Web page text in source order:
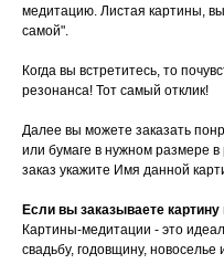
медитацию. Листая картины,
самой".
Когда вы встретитесь, то
резонанса! Тот самый отклик!
Далее вы можете заказать
или бумаге в нужном размере в
заказ укажите Имя данной
Если вы заказываете картину
Картины-медитации - это
свадьбу, годовщину, новоселье